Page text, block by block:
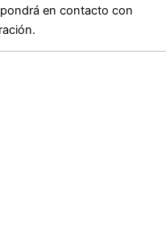
en contacto con